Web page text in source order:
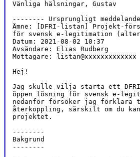
Vänliga hälsningar, Gustav
-------- Ursprungligt
Ämne: [DFRI-listan] Projekt-
för svensk e-legitimation
Datum: 2021-08-02 10:37
Avsändare: Elias Rudberg
Mottagare: listan@xxxxxxxxxxxxx
Hej!
Jag skulle vilja starta ett
öppen lösning för svensk e-
nedanför försöker jag förklara
återkoppling, särskilt om du
projektet.
--------
Bakgrund
--------